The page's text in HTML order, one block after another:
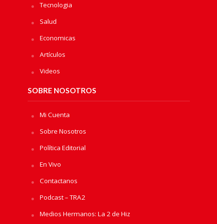
Tecnologia
Salud
Economicas
Artículos
Videos
SOBRE NOSOTROS
Mi Cuenta
Sobre Nosotros
Política Editorial
En Vivo
Contactanos
Podcast – TRA2
Medios Hermanos: La 2 de Hiz